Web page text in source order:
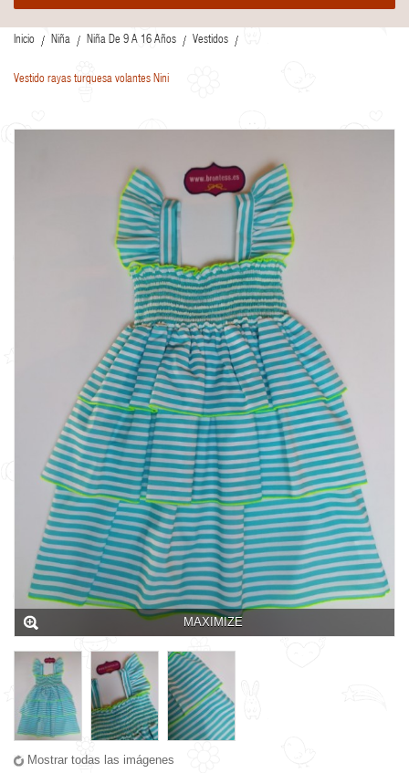
Inicio Niña Niña De 9 A 16 Años Vestidos
Vestido rayas turquesa volantes Nini
MAXIMIZE
Mostrar todas las imágenes